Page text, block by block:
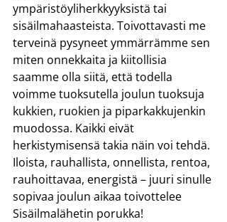
ympäristöyliherkkyyksistä tai
sisäilmahaasteista. Toivottavasti me
terveinä pysyneet ymmärrämme sen
miten onnekkaita ja kiitollisia
saamme olla siitä, että todella
voimme tuoksutella joulun tuoksuja
kukkien, ruokien ja piparkakkujenkin
muodossa. Kaikki eivät
herkistymisensä takia näin voi tehdä.
Iloista, rauhallista, onnellista, rentoa,
rauhoittavaa, energistä – juuri sinulle
sopivaa joulun aikaa toivottelee
Sisäilmalähetin porukka!